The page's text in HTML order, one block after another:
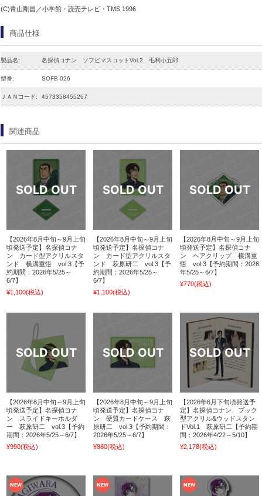
(C)青山剛昌／小学館・読売テレビ・TMS 1996
商品仕様
製品名: 名探偵コナン ソフビマスコットVol.2 毛利小五郎
型番: SOFB-026
ＪＡＮコード: 4573358455267
関連商品
【2026年8月中旬～9月上旬
頃発送予定】名探偵コナ
ン カード型アクリルスタ
ンド 横溝重悟 vol.3【予
約期間：2026年5/25～
6/7】
¥1,100(税込)
【2026年8月中旬～9月上旬
頃発送予定】名探偵コナ
ン カード型アクリルスタ
ンド 萩原研二 vol.3【予
約期間：2026年5/25～
6/7】
¥1,100(税込)
【2026年8月中旬～9月上旬
頃発送予定】名探偵コナ
ン ヘアクリップ 横溝重
悟 vol.3【予約期間：2026
年5/25～6/7】
¥770(税込)
【2026年8月中旬～9月上旬
頃発送予定】名探偵コナ
ン スライドキーホルダ
ー 萩原研二 vol.3【予約
期間：2026年5/25～6/7】
¥990(税込)
【2026年8月中旬～9月上旬
頃発送予定】名探偵コナ
ン 硬質カードケース 萩
原研二 vol.3【予約期間：
2026年5/25～6/7】
¥880(税込)
【2026年6月下旬頃発送予
定】名探偵コナン ブック
型アクリル&ウッドスタン
ドVol.1 萩原研二【予約期
間：2026年4/22～5/10】
¥2,178(税込)